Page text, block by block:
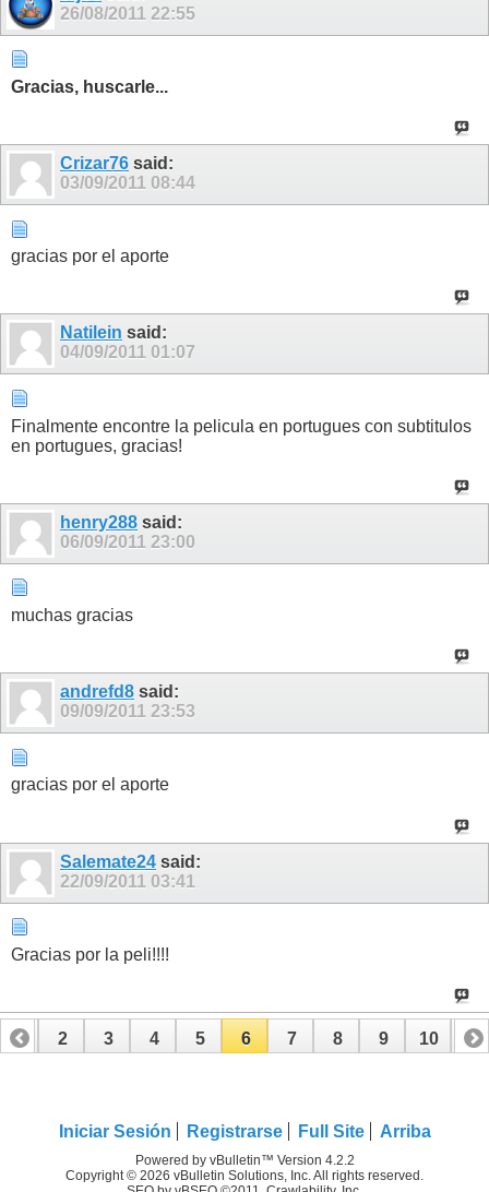
26/08/2011 22:55
Gracias, huscarle...
Crizar76 said:
03/09/2011 08:44
gracias por el aporte
Natilein said:
04/09/2011 01:07
Finalmente encontre la pelicula en portugues con subtitulos
en portugues, gracias!
henry288 said:
06/09/2011 23:00
muchas gracias
andrefd8 said:
09/09/2011 23:53
gracias por el aporte
Salemate24 said:
22/09/2011 03:41
Gracias por la peli!!!!
1 2 3 4 5 6 7 8 9 10 11
Iniciar Sesión Registrarse Full Site Arriba
Powered by vBulletin™ Version 4.2.2
Copyright © 2026 vBulletin Solutions, Inc. All rights reserved.